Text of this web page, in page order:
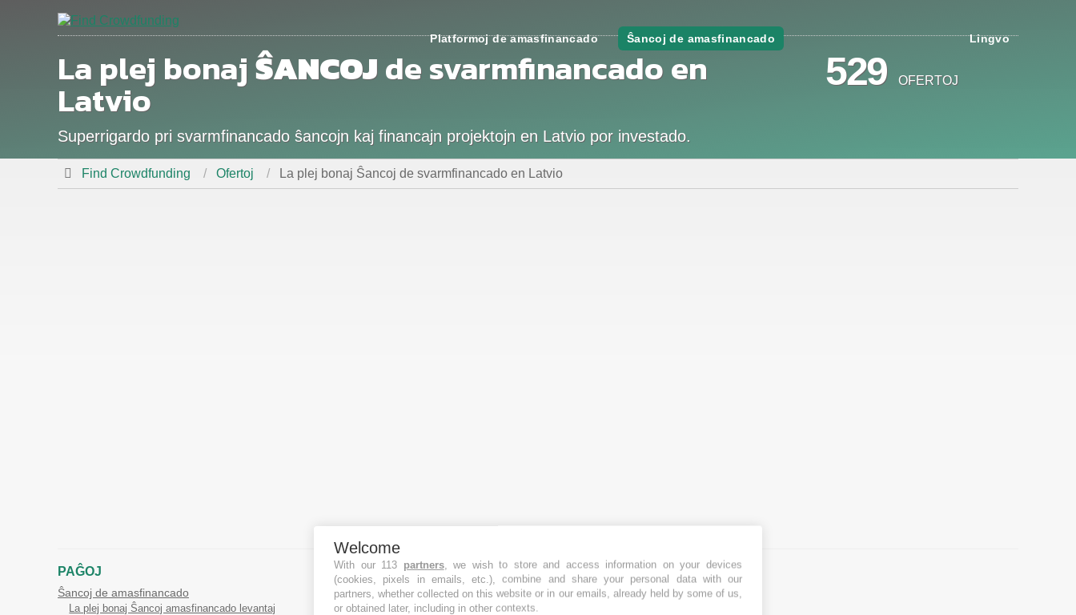
Platformoj de amasfinancado Ŝancoj de amasfinancado Lingvo
La plej bonajŜANCOJde svarmfinancado en
Latvio
Superrigardo pri svarmfinancado ŝancojn kaj financajn projektojn en Latvio por investado.
529 OFERTOJ
Find Crowdfunding Ofertoj La plej bonaj Ŝancoj de svarmfinancado en Latvio
PAĜOJ
Ŝancoj de amasfinancado
La plej bonaj Ŝancoj amasfinancado levantaj
Platformoj de amasfinancado
La plej bonaj Platformoj de svarmfinancado Egaleco
Welcome
With our 113 partners, we wish to store and access information on your devices
(cookies, pixels in emails, etc.), combine and share your personal data with our
partners, whether collected on this website or in our emails, already held by some of us,
or obtained later, including in other contexts.